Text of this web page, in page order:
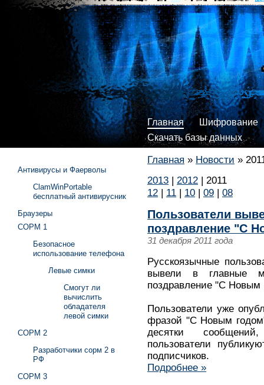
Главная
Шифрование
Скачать базы данных
Главная » Новости »
2013 | 2012 | 2011
12 | 11 | 10 | 09 | 08
Пользователи
поздравление "С
31 декабря 2011 года
Русскоязычные
вывели в главные
поздравление "С Новым
Пользователи уже
фразой "С Новым
десятки
пользователи
подписчиков.
Подробнее »
Антивирусы и Фаерволы
ClamWinPortable
бесплатный антивирусник
Браузеры
СОРМ 1
Безопасное
использование телефона
Левые симки
Смогут ли
вычислить
обладателя
левой симки
СОРМ 2
Разработчики сорм 2 в
РФ
СОРМ 3